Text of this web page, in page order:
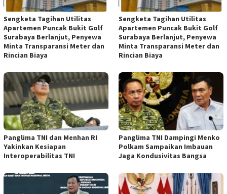
Sengketa Tagihan Utilitas
Apartemen Puncak Bukit Golf
Surabaya Berlanjut, Penyewa
Minta Transparansi Meter dan
Rincian Biaya
Sengketa Tagihan Utilitas
Apartemen Puncak Bukit Golf
Surabaya Berlanjut, Penyewa
Minta Transparansi Meter dan
Rincian Biaya
Panglima TNI dan Menhan RI
Yakinkan Kesiapan
Interoperabilitas TNI
Panglima TNI Dampingi Menko
Polkam Sampaikan Imbauan
Jaga Kondusivitas Bangsa